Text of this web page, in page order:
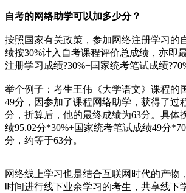
自考的网络助学可以加多少分？
按照国家有关政策，参加网络注册学习的
绩按30%计入自考课程评价总成绩，亦即
注册学习成绩?30%+国家统考笔试成绩
举个例子：考生王伟《大学语文》课程的
49分，因参加了课程网络助学，获得了过
分，折算后，他的最终成绩为63分。具体
绩95.02分*30%+国家统考笔试成绩49分
分，约等于63分。
网络线上学习也是结合互联网时代的产物
时间进行线下业余学习的考生，共享线下